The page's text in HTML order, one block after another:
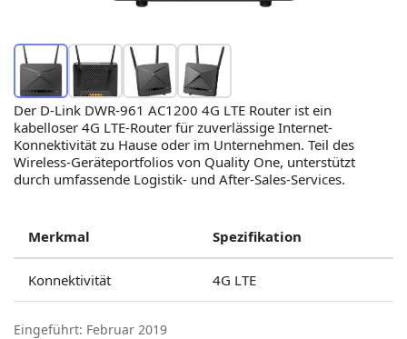
Der D-Link DWR-961 AC1200 4G LTE Router ist ein
kabelloser 4G LTE-Router für zuverlässige Internet-
Konnektivität zu Hause oder im Unternehmen. Teil des
Wireless-Geräteportfolios von Quality One, unterstützt
durch umfassende Logistik- und After-Sales-Services.
Merkmal Spezifikation
Konnektivität 4G LTE
Eingeführt: Februar 2019